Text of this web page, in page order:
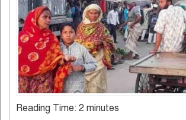
Reading Time: 2 minutes